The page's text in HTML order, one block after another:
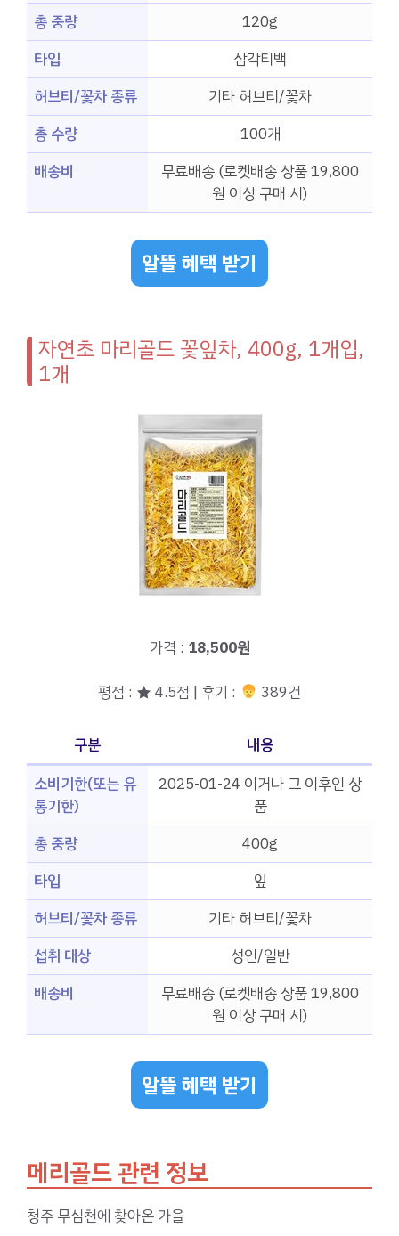
총 중량
120g
타입
삼각티백
허브티/꽃차 종류
기타 허브티/꽃차
총 수량
100개
배송비
무료배송 (로켓배송 상품 19,800
원 이상 구매 시)
알뜰 혜택 받기
자연초 마리골드 꽃잎차, 400g, 1개입,
1개
가격 : 18,500원
평점 : ★ 4.5점 | 후기 : 389건
구분
내용
소비기한(또는 유
통기한)
2025-01-24 이거나 그 이후인 상
품
총 중량
400g
타입
잎
허브티/꽃차 종류
기타 허브티/꽃차
섭취 대상
성인/일반
배송비
무료배송 (로켓배송 상품 19,800
원 이상 구매 시)
알뜰 혜택 받기
메리골드 관련 정보
청주 무심천에 찾아온 가을